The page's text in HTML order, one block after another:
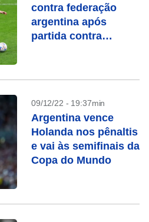
contra federação
argentina após
partida contra
09/12/22 - 19:37min
Argentina vence
Holanda nos pênaltis
e vai às semifinais da
Copa do Mundo